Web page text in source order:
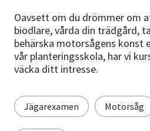
Oavsett om du drömmer om
biodlare, vårda din trädgård,
behärska motorsågens konst
vår planteringsskola, har vi
väcka ditt intresse.
Jägarexamen Motorsåg